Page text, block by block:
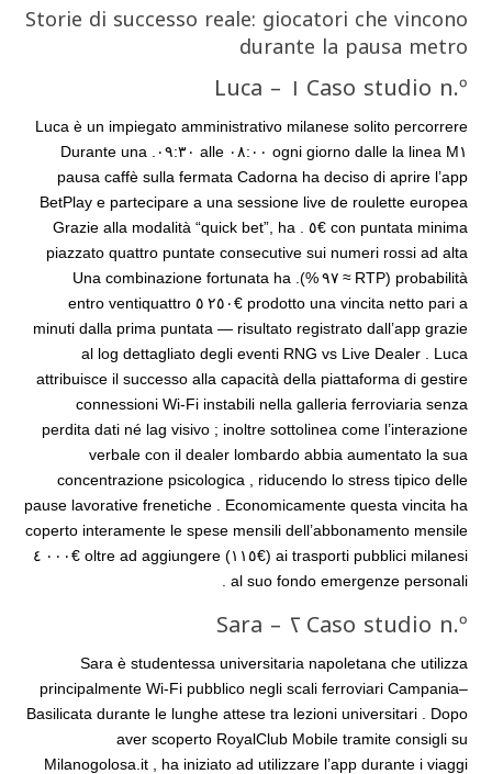
Storie di successo reale: giocatori che vincono
durante la pausa metro
Caso studio n.º ١ – Luca
Luca è un impiegato amministrativo milanese solito percorrere
la linea M١ ogni giorno dalle ٠٨:٠٠ alle ٠٩:٣٠. Durante una
pausa caffè sulla fermata Cadorna ha deciso di aprire l’app
BetPlay e partecipare a una sessione live de roulette europea
con puntata minima €٥ . Grazie alla modalità “quick bet”, ha
piazzato quattro puntate consecutive sui numeri rossi ad alta
probabilità (RTP ≈ ٩٧ %). Una combinazione fortunata ha
prodotto una vincita netto pari a €٥ ٢٥٠ entro ventiquattro
minuti dalla prima puntata — risultato registrato dall’app grazie
al log dettagliato degli eventi RNG vs Live Dealer . Luca
attribuisce il successo alla capacità della piattaforma di gestire
connessioni Wi‑Fi instabili nella galleria ferroviaria senza
perdita dati né lag visivo ; inoltre sottolinea come l’interazione
verbale con il dealer lombardo abbia aumentato la sua
concentrazione psicologica , riducendo lo stress tipico delle
pause lavorative frenetiche . Economicamente questa vincita ha
coperto interamente le spese mensili dell’abbonamento mensile
ai trasporti pubblici milanesi (€١١٥) oltre ad aggiungere €٤ ٠٠٠
al suo fondo emergenze personali .
Caso studio n.º ٢ – Sara
Sara è studentessa universitaria napoletana che utilizza
principalmente Wi‑Fi pubblico negli scali ferroviari Campania–
Basilicata durante le lunghe attese tra lezioni universitari . Dopo
aver scoperto RoyalClub Mobile tramite consigli su
Milanogolosa.it , ha iniziato ad utilizzare l’app durante i viaggi